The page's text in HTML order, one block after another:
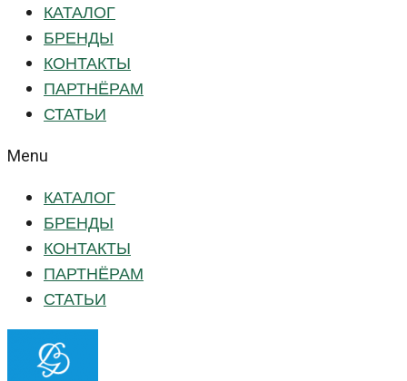
КАТАЛОГ
БРЕНДЫ
КОНТАКТЫ
ПАРТНЁРАМ
СТАТЬИ
Menu
КАТАЛОГ
БРЕНДЫ
КОНТАКТЫ
ПАРТНЁРАМ
СТАТЬИ